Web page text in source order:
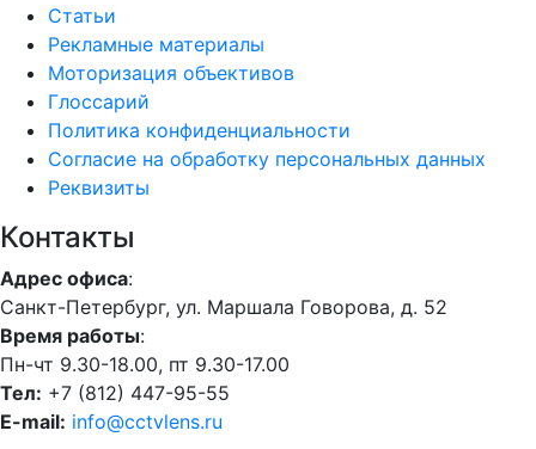
Статьи
Рекламные материалы
Моторизация объективов
Глоссарий
Политика конфиденциальности
Согласие на обработку персональных данных
Реквизиты
Контакты
Адрес офиса:
Санкт-Петербург, ул. Маршала Говорова, д. 52
Время работы:
Пн-чт 9.30-18.00, пт 9.30-17.00
Тел: +7 (812) 447-95-55
E-mail: info@cctvlens.ru